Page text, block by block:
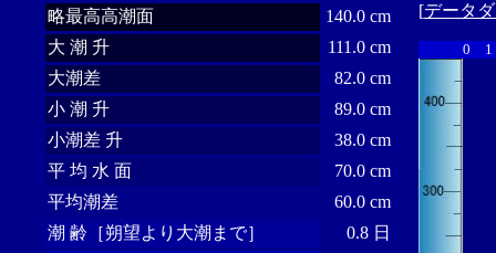
略最高高潮面
140.0 cm
大 潮 升
111.0 cm
大潮差
82.0 cm
小 潮 升
89.0 cm
小潮差 升
38.0 cm
平 均 水 面
70.0 cm
平均潮差
60.0 cm
潮 齢［朔望より大潮まで］
0.8 日
[データ
0 1